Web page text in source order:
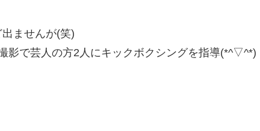
ませんが(笑)
影で芸人の方2人にキックボクシングを指導(*^▽^*)